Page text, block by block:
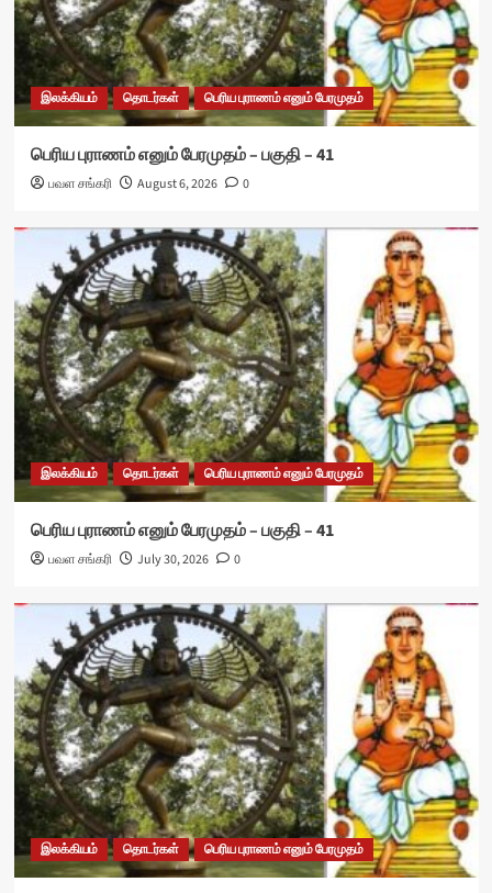
இலக்கியம் தொடர்கள் பெரிய புராணம் எனும் பேரமுதம்
பெரிய புராணம் எனும் பேரமுதம் – பகுதி – 41
பவள சங்கரி August 6, 2026 0
இலக்கியம் தொடர்கள் பெரிய புராணம் எனும் பேரமுதம்
பெரிய புராணம் எனும் பேரமுதம் – பகுதி – 41
பவள சங்கரி July 30, 2026 0
இலக்கியம் தொடர்கள் பெரிய புராணம் எனும் பேரமுதம்